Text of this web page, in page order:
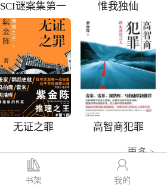
SCI谜案集第一
部
惟我独仙
无证之罪 高智商犯罪
更多 >
书架 我的